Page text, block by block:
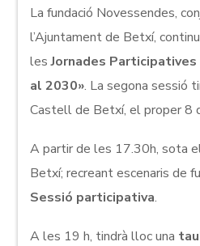
La fundació Novessendes,
l’Ajuntament de Betxí,
lesJornades
al 2030». La segona sessió
Castell de Betxí, el proper 8
A partir de les 17.30h, sota
Betxí; recreant escenaris de
Sessió participativa.
A les 19 h, tindrà lloc una